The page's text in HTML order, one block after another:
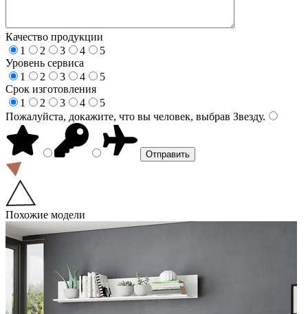
Качество продукции
1
2 3 4
5
Уровень сервиса
1
2 3 4
5
Срок изготовления
1
2 3 4
5
Пожалуйста, докажите, что вы человек, выбрав Звезду.
Похожие модели